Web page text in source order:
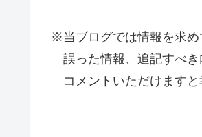
※当ブログでは情報を求め
誤った情報、追記すべき
コメントいただけますと